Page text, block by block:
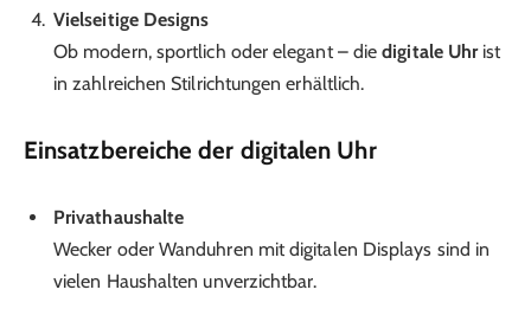
Vielseitige Designs
Ob modern, sportlich oder elegant – diedigitale Uhrist
in zahlreichen Stilrichtungen erhältlich.
Einsatzbereiche der digitalen Uhr
Privathaushalte
Wecker oder Wanduhren mit digitalen Displays sind in
vielen Haushalten unverzichtbar.